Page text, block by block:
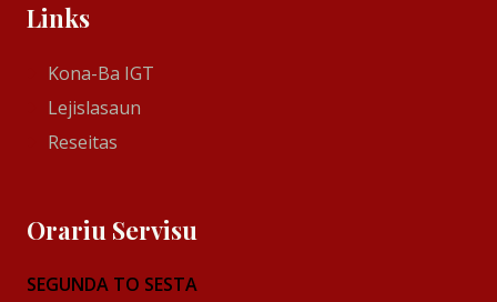
Links
Kona-Ba IGT
Lejislasaun
Reseitas
Orariu Servisu
SEGUNDA TO SESTA